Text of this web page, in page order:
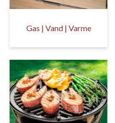
Gas | Vand | Varme